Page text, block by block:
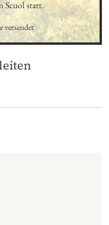
Scuol statt.
versendet
weiterleiten
Seite kopieren